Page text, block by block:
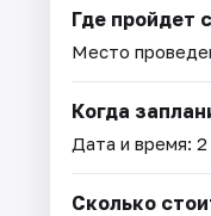
Где пройдет
Место
Когда
Дата и время: 2
Сколько